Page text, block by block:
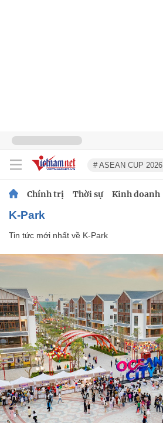
# ASEAN CUP 2026
Chính trị Thời sự Kinh doanh
K-Park
Tin tức mới nhất về K-Park